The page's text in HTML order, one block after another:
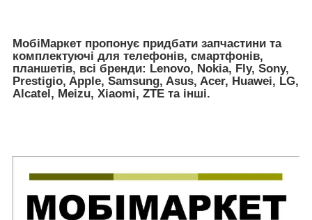
МобiМаркет пропонує придбати запчастини та
комплектуючі для телефонів, смартфонів,
планшетів, всі бренди: Lenovo, Nokia, Fly, Sony,
Prestigio, Apple, Samsung, Asus, Acer, Huawei, LG,
Alcatel, Meizu, Xiaomi, ZTE та інші.